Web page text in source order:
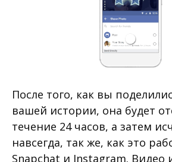
После того, как вы
вашей истории, она будет
течение 24 часов, а затем
навсегда, так же, как это
Snapchat и Instagram. Видео